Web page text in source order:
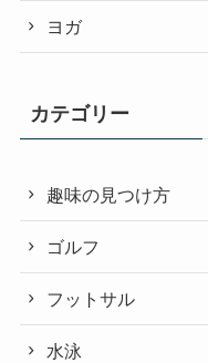
ヨガ
カテゴリー
趣味の見つけ方
ゴルフ
フットサル
水泳